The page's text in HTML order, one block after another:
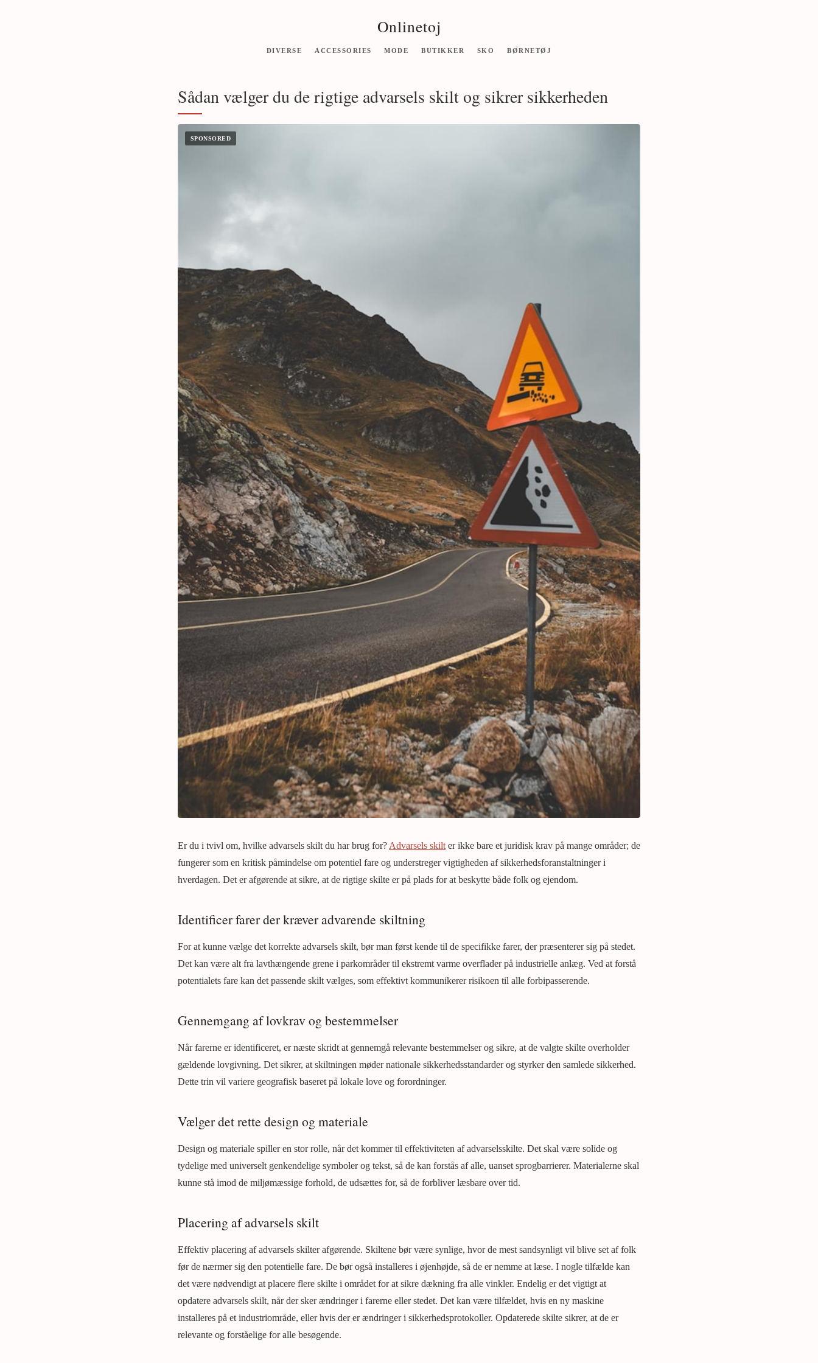
Onlinetoj
DIVERSE ACCESSORIES MODE BUTIKKER SKO BØRNETØJ
Sådan vælger du de rigtige advarsels skilt og sikrer sikkerheden
Er du i tvivl om, hvilke advarsels skilt du har brug for?Advarsels skilter ikke bare et juridisk krav på mange områder; de
fungerer som en kritisk påmindelse om potentiel fare og understreger vigtigheden af sikkerhedsforanstaltninger i
hverdagen. Det er afgørende at sikre, at de rigtige skilte er på plads for at beskytte både folk og ejendom.
Identificer farer der kræver advarende skiltning
For at kunne vælge det korrekte advarsels skilt, bør man først kende til de specifikke farer, der præsenterer sig på stedet.
Det kan være alt fra lavthængende grene i parkområder til ekstremt varme overflader på industrielle anlæg. Ved at forstå
potentialets fare kan det passende skilt vælges, som effektivt kommunikerer risikoen til alle forbipasserende.
Gennemgang af lovkrav og bestemmelser
Når farerne er identificeret, er næste skridt at gennemgå relevante bestemmelser og sikre, at de valgte skilte overholder
gældende lovgivning. Det sikrer, at skiltningen møder nationale sikkerhedsstandarder og styrker den samlede sikkerhed.
Dette trin vil variere geografisk baseret på lokale love og forordninger.
Vælger det rette design og materiale
Design og materiale spiller en stor rolle, når det kommer til effektiviteten af advarselsskilte. Det skal være solide og
tydelige med universelt genkendelige symboler og tekst, så de kan forstås af alle, uanset sprogbarrierer. Materialerne skal
kunne stå imod de miljømæssige forhold, de udsættes for, så de forbliver læsbare over tid.
Placering af advarsels skilt
Effektiv placering af advarsels skilter afgørende. Skiltene bør være synlige, hvor de mest sandsynligt vil blive set af folk
før de nærmer sig den potentielle fare. De bør også installeres i øjenhøjde, så de er nemme at læse. I nogle tilfælde kan
det være nødvendigt at placere flere skilte i området for at sikre dækning fra alle vinkler. Endelig er det vigtigt at
opdatere advarsels skilt, når der sker ændringer i farerne eller stedet. Det kan være tilfældet, hvis en ny maskine
installeres på et industriområde, eller hvis der er ændringer i sikkerhedsprotokoller. Opdaterede skilte sikrer, at de er
relevante og forståelige for alle besøgende.